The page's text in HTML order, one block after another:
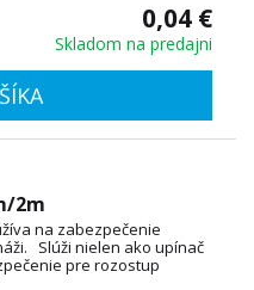
0,04 €
Skladom na predajni
2m
na zabezpečenie
Slúži nielen ako upínač
pre rozostup